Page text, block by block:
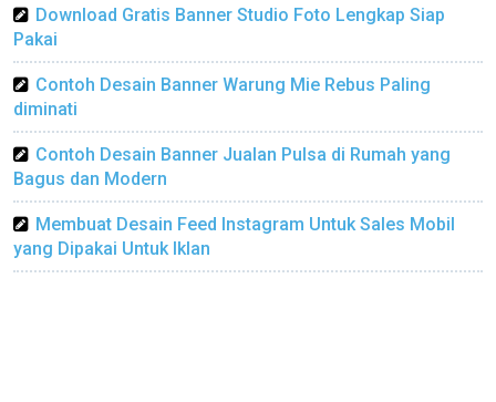
Download Gratis Banner Studio Foto Lengkap Siap
Pakai
Contoh Desain Banner Warung Mie Rebus Paling
diminati
Contoh Desain Banner Jualan Pulsa di Rumah yang
Bagus dan Modern
Membuat Desain Feed Instagram Untuk Sales Mobil
yang Dipakai Untuk Iklan